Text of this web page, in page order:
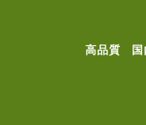
高品質 国